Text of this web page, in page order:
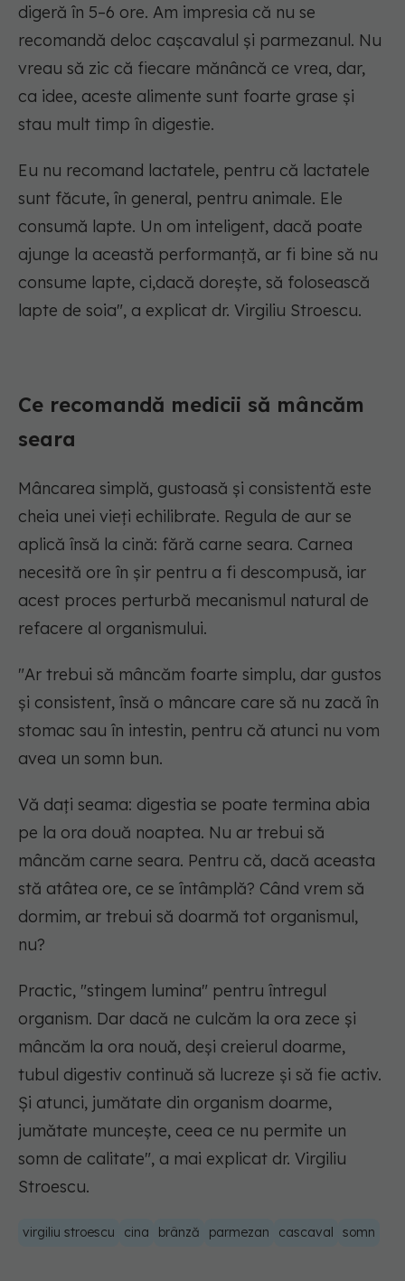
digeră în 5–6 ore. Am impresia că nu se
recomandă deloc cașcavalul și parmezanul. Nu
vreau să zic că fiecare mănâncă ce vrea, dar,
ca idee, aceste alimente sunt foarte grase și
stau mult timp în digestie.
Eu nu recomand lactatele, pentru că lactatele
sunt făcute, în general, pentru animale. Ele
consumă lapte. Un om inteligent, dacă poate
ajunge la această performanță, ar fi bine să nu
consume lapte, ci,dacă dorește, să folosească
lapte de soia", a explicat dr. Virgiliu Stroescu.
Ce recomandă medicii să mâncăm
seara
Mâncarea simplă, gustoasă și consistentă este
cheia unei vieți echilibrate. Regula de aur se
aplică însă la cină: fără carne seara. Carnea
necesită ore în șir pentru a fi descompusă, iar
acest proces perturbă mecanismul natural de
refacere al organismului.
"Ar trebui să mâncăm foarte simplu, dar gustos
și consistent, însă o mâncare care să nu zacă în
stomac sau în intestin, pentru că atunci nu vom
avea un somn bun.
Vă dați seama: digestia se poate termina abia
pe la ora două noaptea. Nu ar trebui să
mâncăm carne seara. Pentru că, dacă aceasta
stă atâtea ore, ce se întâmplă? Când vrem să
dormim, ar trebui să doarmă tot organismul,
nu?
Practic, "stingem lumina" pentru întregul
organism. Dar dacă ne culcăm la ora zece și
mâncăm la ora nouă, deși creierul doarme,
tubul digestiv continuă să lucreze și să fie activ.
Și atunci, jumătate din organism doarme,
jumătate muncește, ceea ce nu permite un
somn de calitate", a mai explicat dr. Virgiliu
Stroescu.
virgiliu stroescu cina brânză parmezan cascaval somn